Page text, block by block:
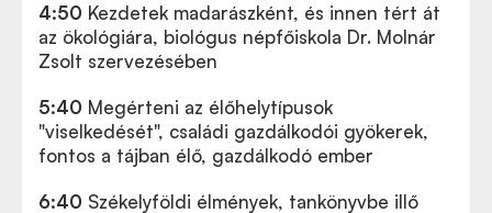
4:50 Kezdetek madarászként, és innen tért át
az ökológiára, biológus népfőiskola Dr. Molnár
Zsolt szervezésében
5:40 Megérteni az élőhelytípusok
"viselkedését", családi gazdálkodói gyökerek,
fontos a tájban élő, gazdálkodó ember
6:40 Székelyföldi élmények, tankönyvbe illő